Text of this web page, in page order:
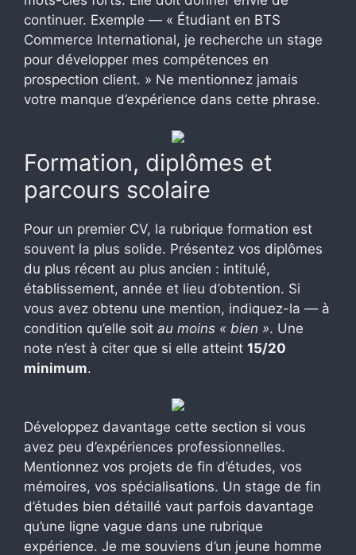
continuer. Exemple — « Étudiant en BTS
Commerce International, je recherche un stage
pour développer mes compétences en
prospection client. » Ne mentionnez jamais
votre manque d’expérience dans cette phrase.
Formation, diplômes et
parcours scolaire
Pour un premier CV, la rubrique formation est
souvent la plus solide. Présentez vos diplômes
du plus récent au plus ancien : intitulé,
établissement, année et lieu d’obtention. Si
vous avez obtenu une mention, indiquez-la — à
condition qu’elle soit au moins « bien ». Une
note n’est à citer que si elle atteint 15/20
minimum.
Développez davantage cette section si vous
avez peu d’expériences professionnelles.
Mentionnez vos projets de fin d’études, vos
mémoires, vos spécialisations. Un stage de fin
d’études bien détaillé vaut parfois davantage
qu’une ligne vague dans une rubrique
expérience. Je me souviens d’un jeune homme